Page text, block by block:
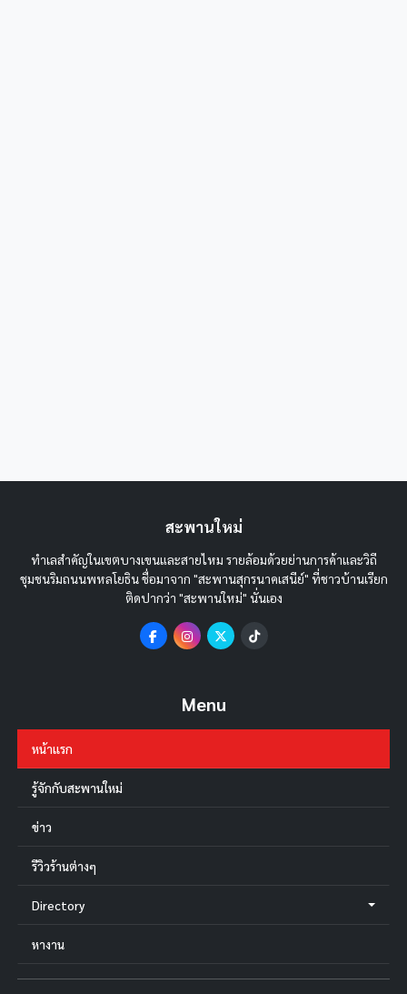
สะพานใหม่
ทำเลสำคัญในเขตบางเขนและสายไหม รายล้อมด้วยย่านการค้าและวิถี
ชุมชนริมถนนพหลโยธิน ชื่อมาจาก "สะพานสุกรนาคเสนีย์" ที่ชาวบ้านเรียก
ติดปากว่า "สะพานใหม่" นั่นเอง
Menu
หน้าแรก
รู้จักกับสะพานใหม่
ข่าว
รีวิวร้านต่างๆ
Directory
หางาน